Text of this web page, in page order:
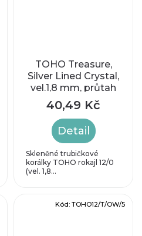
TOHO Treasure,
Silver Lined Crystal,
vel.1,8 mm, průtah
0,9 mm
40,49 Kč
Detail
Skleněné trubičkové
korálky TOHO rokajl 12/0
(vel. 1,8...
Kód: TOHO12/T/OW/5